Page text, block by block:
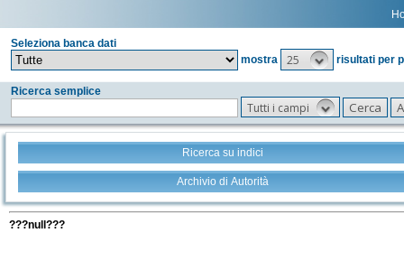
Seleziona banca dati
mostra
25 risultati per
Ricerca semplice
Tutti i campi
Ricerca su indici
Archivio di Autorità
???null???